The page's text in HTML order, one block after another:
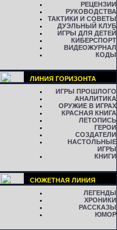
РЕЦЕНЗИИ
РУКОВОДСТВА
ТАКТИКИ И СОВЕТЫ
ДУЭЛЬНЫЙ КЛУБ
ИГРЫ ДЛЯ ДЕТЕЙ
КИБЕРСПОРТ
ВИДЕОЖУРНАЛ
КОДЫ
ЛИНИЯ ГОРИЗОНТА
ИГРЫ ПРОШЛОГО
АНАЛИТИКА
ОРУЖИЕ В ИГРАХ
КРАСНАЯ КНИГА
ЛЕТОПИСЬ
ГЕРОИ
СОЗДАТЕЛИ
НАСТОЛЬНЫЕ
ИГРЫ
КНИГИ
СЮЖЕТНАЯ ЛИНИЯ
ЛЕГЕНДЫ
ХРОНИКИ
РАССКАЗЫ
ЮМОР